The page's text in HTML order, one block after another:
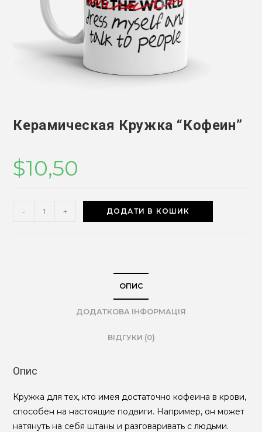
Керамическая Кружка “Кофеин”
$10,50
Керамическая
- + ДОДАТИ В КОШИК
ОПИС
ДОДАТКОВА ІНФОРМАЦІЯ
ВІДГУКИ (0)
Опис
Кружка для тех, кто имея достаточно кофеина в крови,
способен на настоящие подвиги. Например, он может
натянуть на себя штаны и разговаривать с людьми.